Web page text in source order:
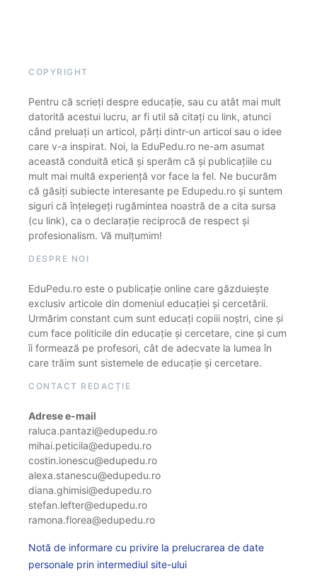
COPYRIGHT
Pentru că scrieți despre educație, sau cu atât mai mult
datorită acestui lucru, ar fi util să citați cu link, atunci
când preluați un articol, părți dintr-un articol sau o idee
care v-a inspirat. Noi, la EduPedu.ro ne-am asumat
această conduită etică și sperăm că și publicațiile cu
mult mai multă experiență vor face la fel. Ne bucurăm
că găsiți subiecte interesante pe Edupedu.ro și suntem
siguri că înțelegeți rugămintea noastră de a cita sursa
(cu link), ca o declarație reciprocă de respect și
profesionalism. Vă mulțumim!
DESPRE NOI
EduPedu.ro este o publicație online care găzduiește
exclusiv articole din domeniul educației și cercetării.
Urmărim constant cum sunt educați copiii noștri, cine și
cum face politicile din educație și cercetare, cine și cum
îi formează pe profesori, cât de adecvate la lumea în
care trăim sunt sistemele de educație și cercetare.
CONTACT REDACȚIE
Adrese e-mail
raluca.pantazi@edupedu.ro
mihai.peticila@edupedu.ro
costin.ionescu@edupedu.ro
alexa.stanescu@edupedu.ro
diana.ghimisi@edupedu.ro
stefan.lefter@edupedu.ro
ramona.florea@edupedu.ro
Notă de informare cu privire la prelucrarea de date
personale prin intermediul site-ului